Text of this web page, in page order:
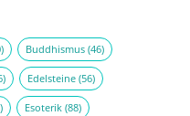
Buddhismus(46)
Edelsteine(56)
Esoterik(88)